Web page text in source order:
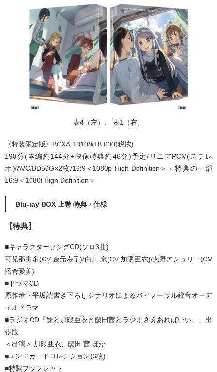
表4（左）、 表1（右）
〈特装限定版〉BCXA-1310/¥18,000(税抜)
190分(本編約144分+映像特典約46分)予定/リニアPCM(ステレ
オ)/AVC/BD50G×2枚/16:9＜1080p High Definition＞・特典の一部
16:9＜1080i High Definition＞
Blu-ray BOX 上巻 特典・仕様
【特典】
■キャラクターソングCD(ソロ3曲)
可児那由多(CV 金元寿子)/白川 京(CV 加隈亜衣)/大野アシュリー(CV
沼倉愛美)
■ドラマCD
原作者・平坂読書き下ろしシナリオによるバイノーラル録音オーデ
ィオドラマ
■ラジオCD「妹と加隈亜衣と藤田茜とラジオさえあればいい。」出
張版
＜出演＞ 加隈亜衣、藤田 茜 ほか
■エンドカードコレクション(6枚)
■特製ブックレット